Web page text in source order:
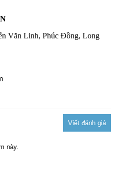
Văn Linh, Phúc Đồng, Long
này.